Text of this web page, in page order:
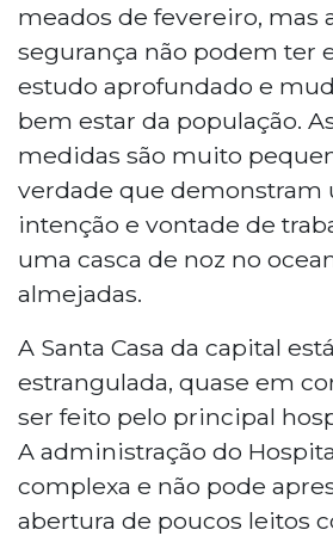
meados de fevereiro, mas
segurança não podem ter
estudo aprofundado e
bem estar da população.
medidas são muito
verdade que demonstram
intenção e vontade de
uma casca de noz no
almejadas.
A Santa Casa da capital
estrangulada, quase em
ser feito pelo principal
A administração do
complexa e não pode
abertura de poucos leitos